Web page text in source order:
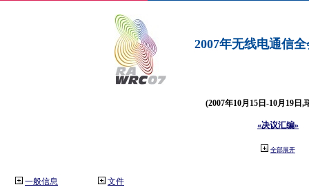
2007年无线电通信
(2007年10月15日-10月19日,
«决议汇编»
全部展开
一般信息 文件